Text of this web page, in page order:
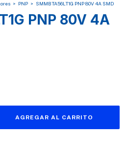
> PNP > SMMBTA56LT1G PNP 80V 4A SMD
PNP 80V 4A